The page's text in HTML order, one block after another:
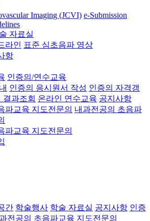
Imaging (JCVI) e-Submission
자료실
라인 표준 심초음파 영상
항
인증의/연수교육
인증의 응시원서 작성 인증의 자격갱
결과조회 온라인 연수교육 공지사항
파교육 지도전문의 내과전공의 초음파
파교육 지도전문의
간 학술행사 학술 자료실 공지사항 인증
전공의 초음파교육 지도전문의